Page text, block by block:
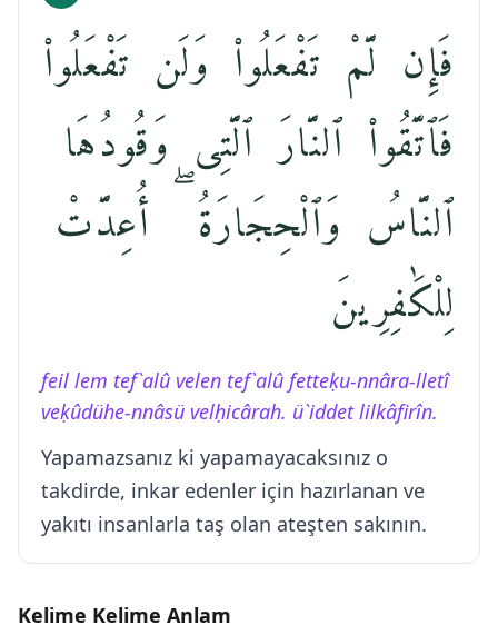
فَإِن لَّمْ تَفْعَلُوا۟ وَلَن تَفْعَلُوا۟
فَٱتَّقُوا۟ ٱلنَّارَ ٱلَّتِى وَقُودُهَا
ٱلنَّاسُ وَٱلْحِجَارَةُ ۖ أُعِدَّتْ
لِلْكَٰفِرِينَ
feil lem tef`alû velen tef`alû fetteḳu-nnâra-lletî
veḳûdühe-nnâsü velḥicârah. ü`iddet lilkâfirîn.
Yapamazsanız ki yapamayacaksınız o
takdirde, inkar edenler için hazırlanan ve
yakıtı insanlarla taş olan ateşten sakının.
Kelime Kelime Anlam